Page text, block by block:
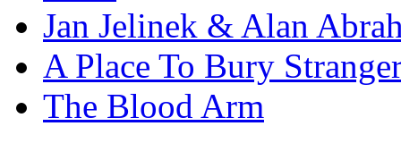
Jan Jelinek & Alan
A Place To Bury
The Blood Arm